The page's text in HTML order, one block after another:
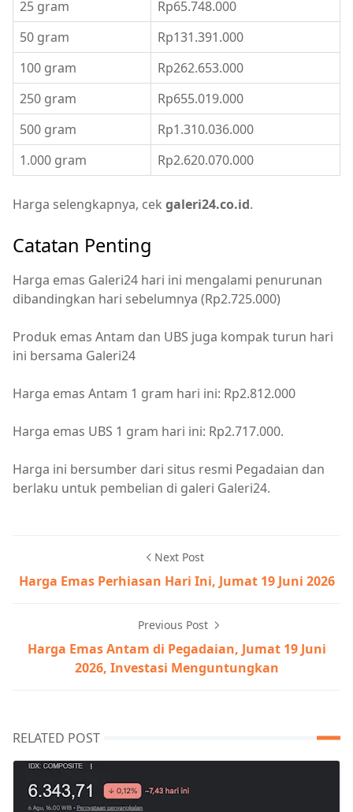
25 gram
Rp65.748.000
50 gram
Rp131.391.000
100 gram
Rp262.653.000
250 gram
Rp655.019.000
500 gram
Rp1.310.036.000
1.000 gram
Rp2.620.070.000
Harga selengkapnya, cek galeri24.co.id.
Catatan Penting
Harga emas Galeri24 hari ini mengalami penurunan
dibandingkan hari sebelumnya (Rp2.725.000)
Produk emas Antam dan UBS juga kompak turun hari
ini bersama Galeri24
Harga emas Antam 1 gram hari ini: Rp2.812.000
Harga emas UBS 1 gram hari ini: Rp2.717.000.
Harga ini bersumber dari situs resmi Pegadaian dan
berlaku untuk pembelian di galeri Galeri24.
Next Post
Harga Emas Perhiasan Hari Ini, Jumat 19 Juni 2026
Previous Post
Harga Emas Antam di Pegadaian, Jumat 19 Juni
2026, Investasi Menguntungkan
RELATED POST